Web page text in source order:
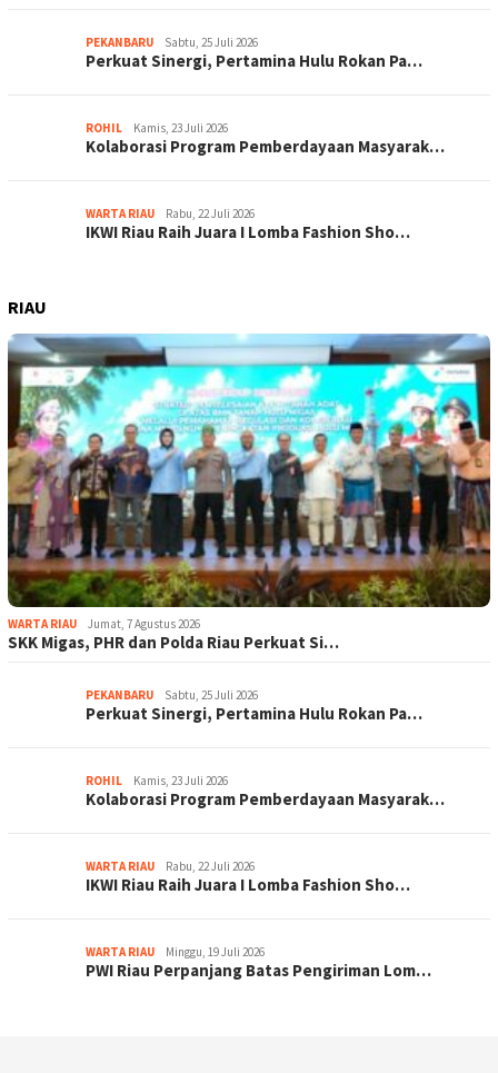
PEKANBARU Sabtu, 25 Juli 2026
Perkuat Sinergi, Pertamina Hulu Rokan Pa…
ROHIL Kamis, 23 Juli 2026
Kolaborasi Program Pemberdayaan Masyarak…
WARTA RIAU Rabu, 22 Juli 2026
IKWI Riau Raih Juara I Lomba Fashion Sho…
RIAU
WARTA RIAU Jumat, 7 Agustus 2026
SKK Migas, PHR dan Polda Riau Perkuat Si…
PEKANBARU Sabtu, 25 Juli 2026
Perkuat Sinergi, Pertamina Hulu Rokan Pa…
ROHIL Kamis, 23 Juli 2026
Kolaborasi Program Pemberdayaan Masyarak…
WARTA RIAU Rabu, 22 Juli 2026
IKWI Riau Raih Juara I Lomba Fashion Sho…
WARTA RIAU Minggu, 19 Juli 2026
PWI Riau Perpanjang Batas Pengiriman Lom…